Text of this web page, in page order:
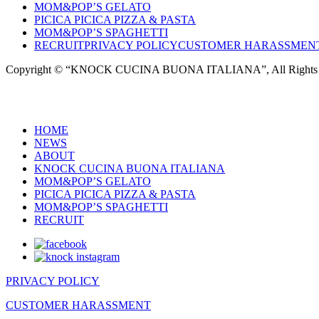
MOM&POP’S GELATO
PICICA PICICA PIZZA & PASTA
MOM&POP’S SPAGHETTI
RECRUITPRIVACY POLICYCUSTOMER
Copyright © “KNOCK CUCINA BUONA ITALIANA”, All Rights
HOME
NEWS
ABOUT
KNOCK CUCINA BUONA ITALIANA
MOM&POP’S GELATO
PICICA PICICA PIZZA & PASTA
MOM&POP’S SPAGHETTI
RECRUIT
PRIVACY POLICY
CUSTOMER HARASSMENT